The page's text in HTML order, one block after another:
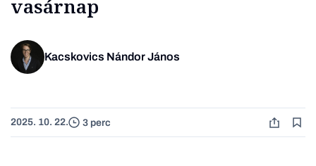
vasárnap
Kacskovics Nándor János
2025. 10. 22. 3 perc